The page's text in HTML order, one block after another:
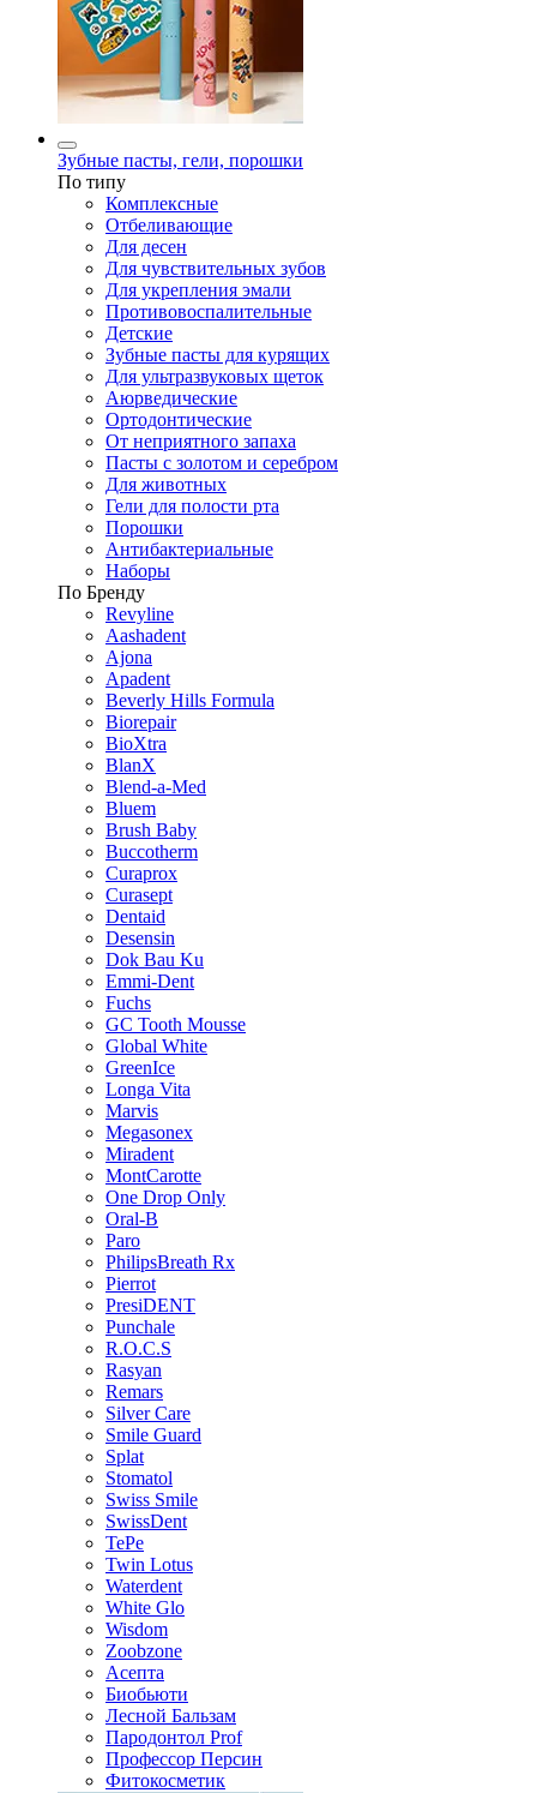
Зубные пасты, гели, порошки
По типу
Комплексные
Отбеливающие
Для десен
Для чувствительных зубов
Для укрепления эмали
Противовоспалительные
Детские
Зубные пасты для курящих
Для ультразвуковых щеток
Аюрведические
Ортодонтические
От неприятного запаха
Пасты с золотом и серебром
Для животных
Гели для полости рта
Порошки
Антибактериальные
Наборы
По Бренду
Revyline
Aashadent
Ajona
Apadent
Beverly Hills Formula
Biorepair
BioXtra
BlanX
Blend-a-Med
Bluem
Brush Baby
Buccotherm
Curaprox
Curasept
Dentaid
Desensin
Dok Bau Ku
Emmi-Dent
Fuchs
GC Tooth Mousse
Global White
GreenIce
Longa Vita
Marvis
Megasonex
Miradent
MontCarotte
One Drop Only
Oral-B
Paro
PhilipsBreath Rx
Pierrot
PresiDENT
Punchale
R.O.C.S
Rasyan
Remars
Silver Care
Smile Guard
Splat
Stomatol
Swiss Smile
SwissDent
TePe
Twin Lotus
Waterdent
White Glo
Wisdom
Zoobzone
Асепта
Биобьюти
Лесной Бальзам
Пародонтол Prof
Профессор Персин
Фитокосметик